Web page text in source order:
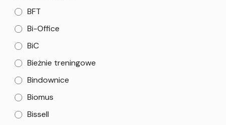
BFT
Bi-Office
BiC
Bieżnie treningowe
Bindownice
Biomus
Bissell